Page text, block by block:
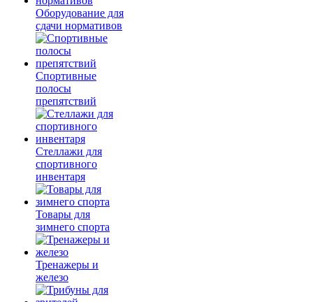
Оборудование для
сдачи нормативов
Спортивные
полосы
препятствий
Стеллажи для
спортивного
инвентаря
Товары для
зимнего спорта
Тренажеры и
железо